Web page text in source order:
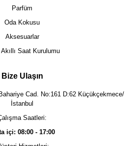
Parfüm
Oda Kokusu
Aksesuarlar
Saat Kurulumu
Bize Ulaşın
Cad. No:161 D:62 Küçükçekmece/
İstanbul
Saatleri:
içi: 08:00 - 17:00